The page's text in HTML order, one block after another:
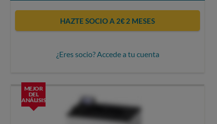
HAZTE SOCIO A 2€ 2 MESES
¿Eres socio? Accede a tu cuenta
MEJOR
DEL
ANÁLISIS